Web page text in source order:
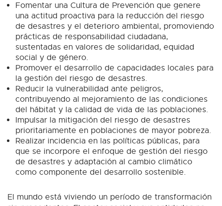
Fomentar una Cultura de Prevención que genere
una actitud proactiva para la reducción del riesgo
de desastres y el deterioro ambiental, promoviendo
prácticas de responsabilidad ciudadana,
sustentadas en valores de solidaridad, equidad
social y de género.
Promover el desarrollo de capacidades locales para
la gestión del riesgo de desastres.
Reducir la vulnerabilidad ante peligros,
contribuyendo al mejoramiento de las condiciones
del hábitat y la calidad de vida de las poblaciones.
Impulsar la mitigación del riesgo de desastres
prioritariamente en poblaciones de mayor pobreza.
Realizar incidencia en las políticas públicas, para
que se incorpore el enfoque de gestión del riesgo
de desastres y adaptación al cambio climático
como componente del desarrollo sostenible.
El mundo está viviendo un período de transformación